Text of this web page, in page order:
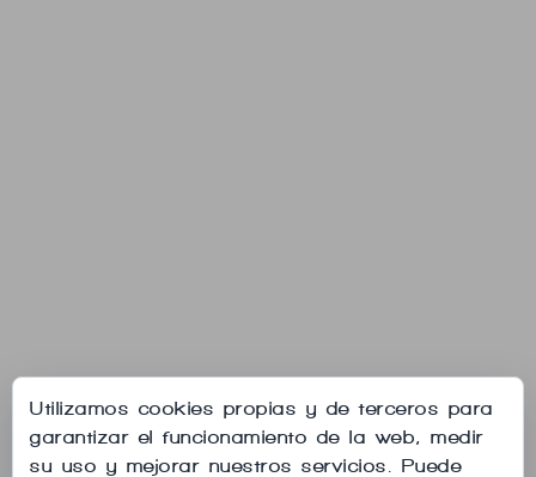
Utilizamos cookies propias y de terceros para
garantizar el funcionamiento de la web, medir
su uso y mejorar nuestros servicios. Puede